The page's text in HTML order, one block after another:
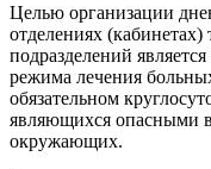
Целью организации
отделениях
подразделений
режима лечения
обязательном
являющихся опасными
окружающих.